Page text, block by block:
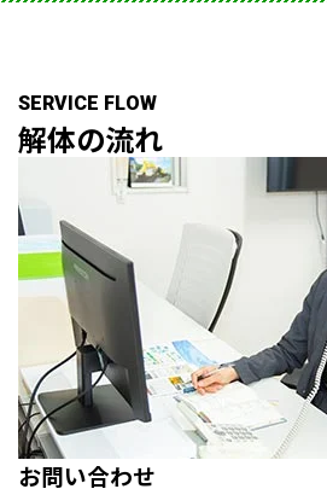
SERVICE FLOW
解体の流れ
お問い合わせ